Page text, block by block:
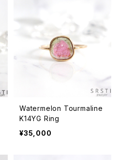
Watermelon Tourmaline
K14YG Ring
¥35,000